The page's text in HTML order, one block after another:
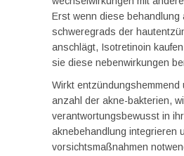
Erst wenn diese behandlung
schweregrads der
anschlägt, Isotretinoin
sie diese nebenwirkungen
Wirkt entzündungshemmend
anzahl der akne-bakterien,
verantwortungsbewusst in
aknebehandlung integrieren
vorsichtsmaßnahmen